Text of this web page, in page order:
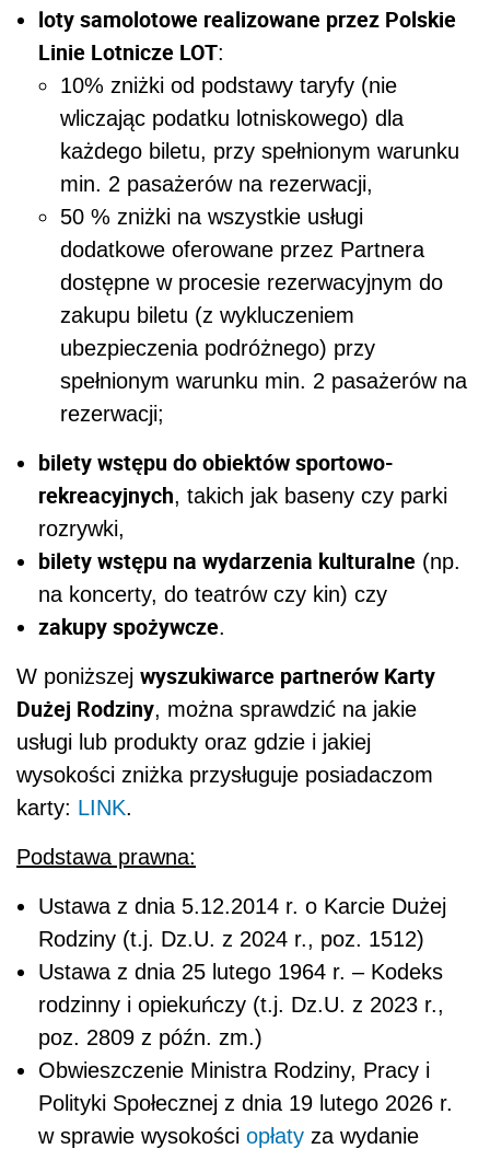
loty samolotowe realizowane przez Polskie
Linie Lotnicze LOT:
10% zniżki od podstawy taryfy (nie
wliczając podatku lotniskowego) dla
każdego biletu, przy spełnionym warunku
min. 2 pasażerów na rezerwacji,
50 % zniżki na wszystkie usługi
dodatkowe oferowane przez Partnera
dostępne w procesie rezerwacyjnym do
zakupu biletu (z wykluczeniem
ubezpieczenia podróżnego) przy
spełnionym warunku min. 2 pasażerów na
rezerwacji;
bilety wstępu do obiektów sportowo-
rekreacyjnych, takich jak baseny czy parki
rozrywki,
bilety wstępu na wydarzenia kulturalne (np.
na koncerty, do teatrów czy kin) czy
zakupy spożywcze.
W poniższej wyszukiwarce partnerów Karty
Dużej Rodziny, można sprawdzić na jakie
usługi lub produkty oraz gdzie i jakiej
wysokości zniżka przysługuje posiadaczom
karty: LINK.
Podstawa prawna:
Ustawa z dnia 5.12.2014 r. o Karcie Dużej
Rodziny (t.j. Dz.U. z 2024 r., poz. 1512)
Ustawa z dnia 25 lutego 1964 r. – Kodeks
rodzinny i opiekuńczy (t.j. Dz.U. z 2023 r.,
poz. 2809 z późn. zm.)
Obwieszczenie Ministra Rodziny, Pracy i
Polityki Społecznej z dnia 19 lutego 2026 r.
w sprawie wysokości opłaty za wydanie